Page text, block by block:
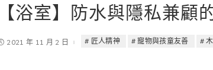
【浴室】防水與隱私兼顧
2021 年 11 月 2 日 匠人精神 寵物與孩童友善